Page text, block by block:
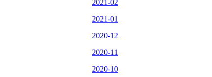
2021-02
2021-01
2020-12
2020-11
2020-10